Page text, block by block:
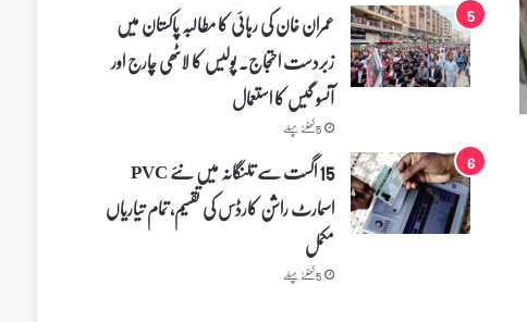
عمران خان کی رہائی کا مطالبہ پاکستان میں
زبردست احتجاج۔ پولیس کا لاٹھی چارج اور
آنسو گیس کا استعمال
5 گھنٹے پہلے
15 اگست سے تلنگانہ میں نئے PVC
اسمارٹ راشن کارڈس کی تقسیم، تمام تیاریاں
مکمل
5 گھنٹے پہلے